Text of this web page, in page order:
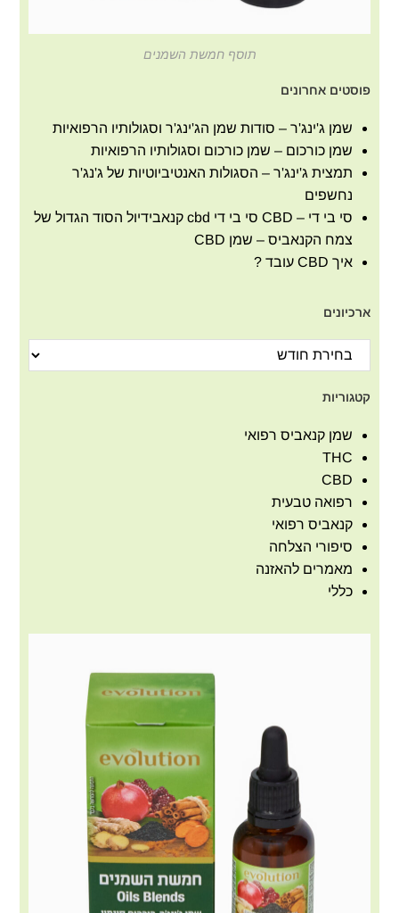
תוסף חמשת השמנים
פוסטים אחרונים
שמן ג'ינג'ר – סודות שמן הג'ינג'ר וסגולותיו הרפואיות
שמן כורכום – שמן כורכום וסגולותיו הרפואיות
תמצית ג'ינג'ר – הסגולות האנטיביוטיות של ג'נג'ר
נחשפים
סי בי די – CBD סי בי די cbd קנאבידיול הסוד הגדול של
צמח הקנאביס – שמן CBD
איך CBD עובד ?
ארכיונים
קטגוריות
שמן קנאביס רפואי
THC
CBD
רפואה טבעית
קנאביס רפואי
סיפורי הצלחה
מאמרים להאזנה
כללי